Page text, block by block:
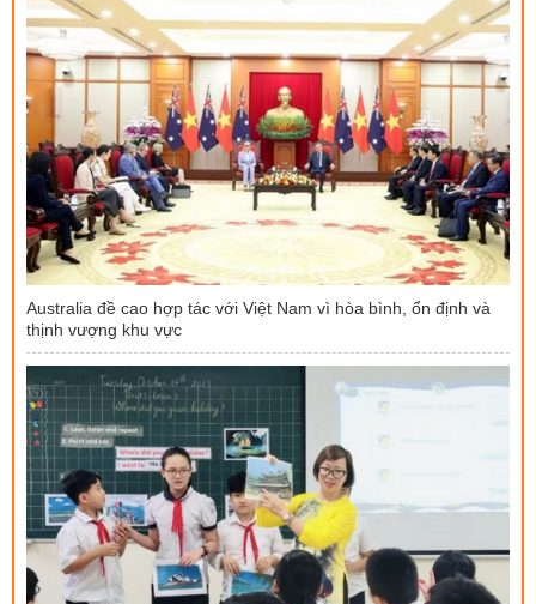
Australia đề cao hợp tác với Việt Nam vì hòa bình, ổn định và
thịnh vượng khu vực